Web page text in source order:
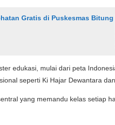
Gratis di Puskesmas Bitung
edukasi, mulai dari peta
seperti Ki Hajar Dewantara
yang memandu kelas setiap